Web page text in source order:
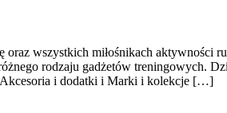
wszystkich miłośnikach aktywności
rodzaju gadżetów treningowych.
Akcesoria i dodatki i Marki i kolekcje […]